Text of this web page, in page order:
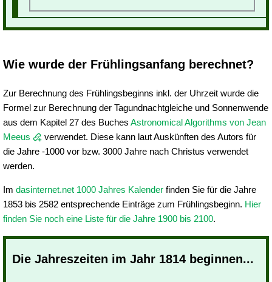
Wie wurde der Frühlingsanfang berechnet?
Zur Berechnung des Frühlingsbeginns inkl. der Uhrzeit wurde die
Formel zur Berechnung der Tagundnachtgleiche und Sonnenwende
aus dem Kapitel 27 des Buches Astronomical Algorithms von Jean
Meeus
verwendet. Diese kann laut Auskünften des Autors für
die Jahre -1000 vor bzw. 3000 Jahre nach Christus verwendet
werden.
Im dasinternet.net 1000 Jahres Kalender finden Sie für die Jahre
1853 bis 2582 entsprechende Einträge zum Frühlingsbeginn. Hier
finden Sie noch eine Liste für die Jahre 1900 bis 2100.
Die Jahreszeiten im Jahr 1814 beginnen...